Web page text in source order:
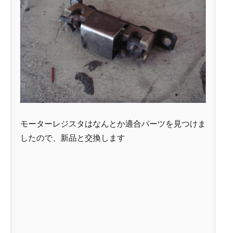
モーターレジスタはなんとか適合パーツを見つけま
したので、新品と交換します